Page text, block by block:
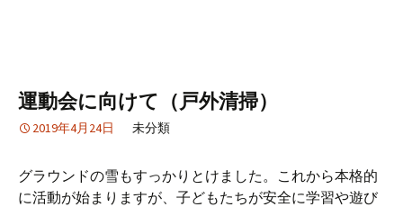
運動会に向けて（戸外清掃）
2019年4月24日 未分類
グラウンドの雪もすっかりとけました。これから本格的
に活動が始まりますが、子どもたちが安全に学習や遊び